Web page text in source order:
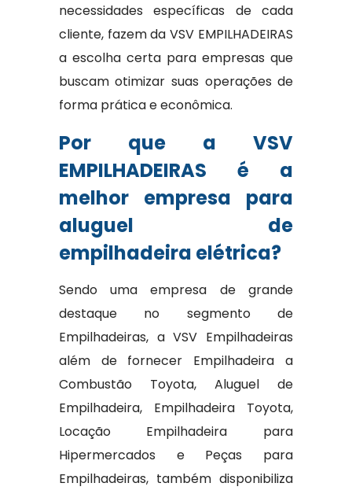
necessidades específicas de cada
cliente, fazem da VSV EMPILHADEIRAS
a escolha certa para empresas que
buscam otimizar suas operações de
forma prática e econômica.
Por que a VSV
EMPILHADEIRAS é a
melhor empresa para
aluguel de
empilhadeira elétrica?
Sendo uma empresa de grande
destaque no segmento de
Empilhadeiras, a VSV Empilhadeiras
além de fornecer Empilhadeira a
Combustão Toyota, Aluguel de
Empilhadeira, Empilhadeira Toyota,
Locação Empilhadeira para
Hipermercados e Peças para
Empilhadeiras, também disponibiliza